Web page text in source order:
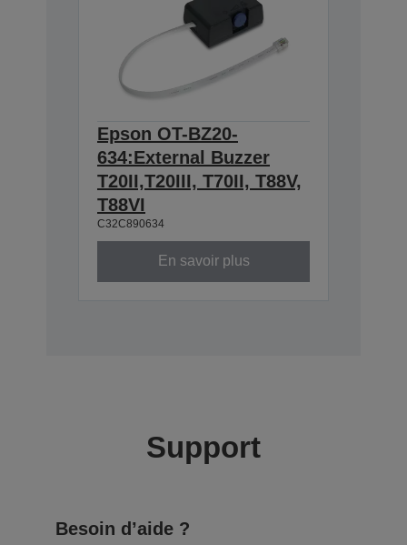
Epson OT-BZ20-
634:External Buzzer
T20II,T20III, T70II, T88V,
T88VI
C32C890634
En savoir plus
Support
Besoin d’aide ?